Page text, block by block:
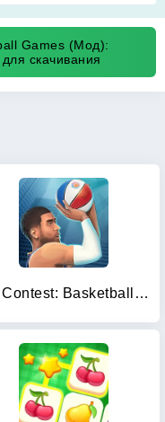
Games (Мод):
скачивания
3pt Contest: Basketball Games